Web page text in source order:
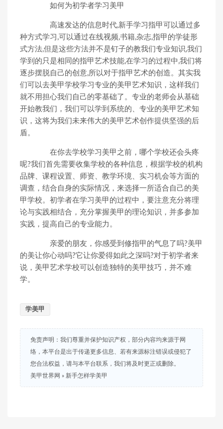
如何为初学者学习美甲
高速发达的信息时代,新手学习指甲可以通过多
种方式学习,可以通过在线视频,书籍,杂志,指甲的学徒形
式方法,但是这些方法并不是钉子的教我们专业知识,我们
学到的只是相同的指甲艺术技能,在学习的过程中,我们将
逐步摆脱自己的创意,所以对于指甲艺术的创造。其实我
们可以去美甲学校学习专业的美甲艺术知识，这样我们
就不用担心我们自己的零基础了。专业的老师会从基础
开始教我们，我们可以学到系统的、专业的美甲艺术知
识，这将为我们未来伟大的美甲艺术创作提供坚强的后
盾。
在你去学校学习美甲之前，哪个学校还会头疼
呢?我们首先需要收集学校的各种信息，根据学校的机构
品牌、课程设置、师资、教学环境、实习机会等方面的
调查，结合自身的实际情况，来选择一所适合自己的美
甲学校。初学者在学习美甲的过程中，要注意充分将理
论与实践相结合，充分掌握美甲的理论知识，并多参加
实践，提高自己的专业能力。
亲爱的朋友，你感受到修指甲的气息了吗?美甲
的美让你心动吗?它让你爱得如此之深吗?对于初学者来
说，美甲艺术学校可以创造独特的美甲技巧，并不难
学。
学美甲
免责声明：我们尊重并保护知识产权，部分内容均来源于网
络，本平台是出于传递更多信息、若有来源标注错误或侵犯了
您合法权益，请与本平台联系，我们将及时更正或删除。
美甲世界网 » 新手怎样学美甲